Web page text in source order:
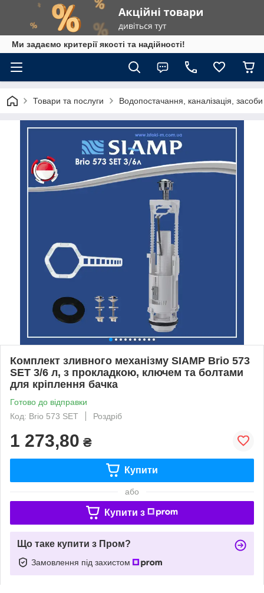
Ми задаємо критерії якості та надійності!
Товари та послуги Водопостачання, каналізація,
Комплект зливного механізму SIAMP Brio 573
SET 3/6 л, з прокладкою, ключем та болтами
для кріплення бачка
Готово до відправки
Код: Brio 573 SET
Роздріб
1 273,80 ₴
Купити
або
Купити з
Що таке купити з Пром?
Замовлення під захистом